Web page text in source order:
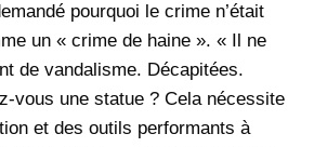
pourquoi le crime n’était
un « crime de haine ». « Il ne
de vandalisme. Décapitées.
vous une statue ? Cela nécessite
et des outils performants à